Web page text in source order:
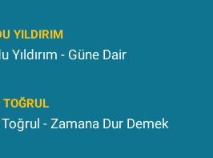
YILDIRIM
Yıldırım - Güne Dair
- Zamana Dur Demek